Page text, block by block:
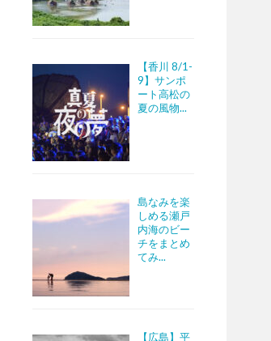
【香川 8/1-
9】サンポ
ート高松の
夏の風物...
島なみを楽
しめる瀬戸
内海のビー
チをまとめ
てみ...
【広島】平